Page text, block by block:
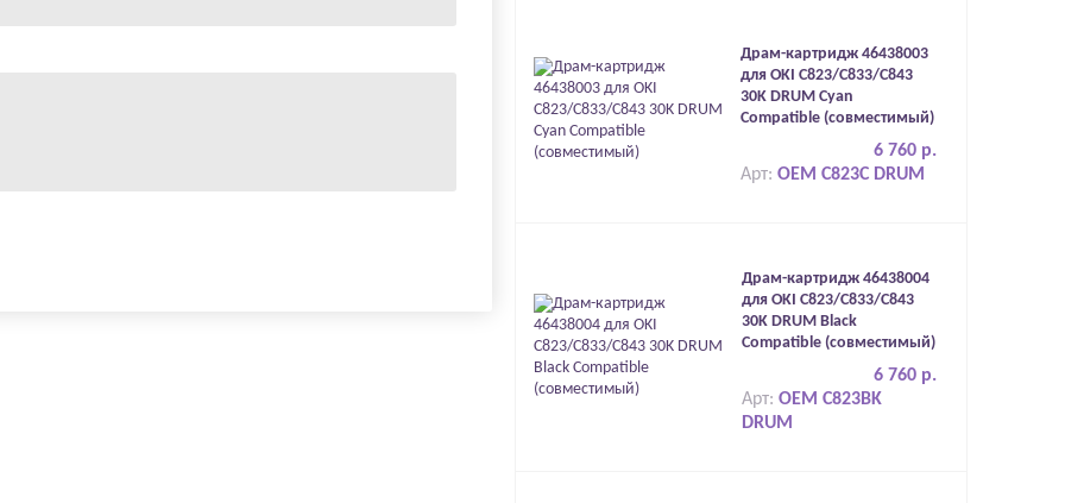
Драм-картридж 46438003
для OKI C823/C833/C843
30K DRUM Cyan
Compatible (совместимый)
6 760 р.
Арт:OEM C823C DRUM
Драм-картридж 46438004
для OKI C823/C833/C843
30K DRUM Black
Compatible (совместимый)
6 760 р.
Арт: OEM C823BK
DRUM